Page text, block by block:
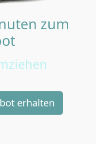
zum
erhalten